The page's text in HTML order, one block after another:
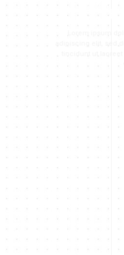
tincidunt ut